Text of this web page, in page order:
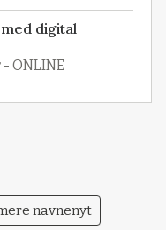
digital
ONLINE
navnenyt